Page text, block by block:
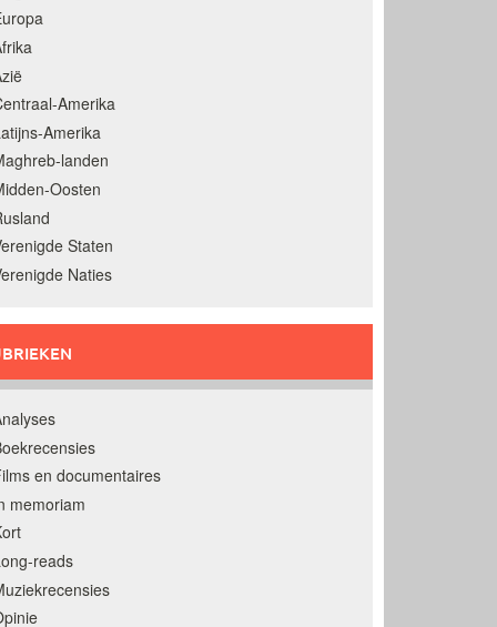
Amerika
Amerika
landen
Oosten
Staten
Naties
en documentaires
memoriam
reads